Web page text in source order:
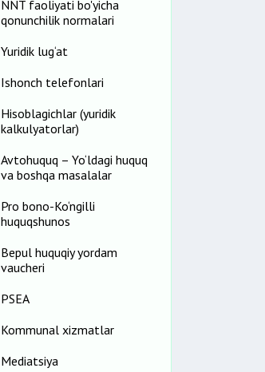
NNT faoliyati bo'yicha
qonunchilik normalari
Yuridik lug‘at
Ishonch telefonlari
Hisoblagichlar (yuridik
kalkulyatorlar)
Avtohuquq – Yo‘ldagi huquq
va boshqa masalalar
Pro bono-Ko‘ngilli
huquqshunos
Bepul huquqiy yordam
vaucheri
PSEA
Kommunal xizmatlar
Mediatsiya